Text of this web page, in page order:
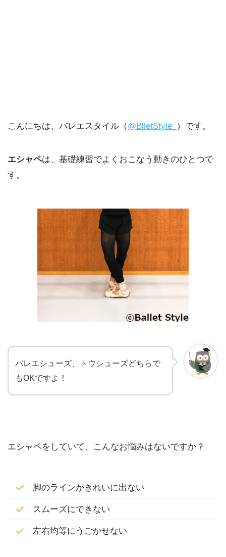
こんにちは、バレエスタイル（@BlletStyle_ ）です。
エシャペは、基礎練習でよくおこなう動きのひとつで
す。
バレエシューズ、トウシューズどちらで
もOKですよ！
エシャペをしていて、こんなお悩みはないですか？
脚のラインがきれいに出ない
スムーズにできない
左右均等にうごかせない